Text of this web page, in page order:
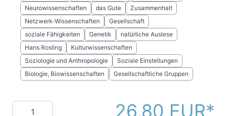
Neurowissenschaften das Gute
Zusammenhalt
Netzwerk-Wissenschaften
Gesellschaft
soziale Fähigkeiten
Genetik
natürliche Auslese
Hans Rosling
Kulturwissenschaften
Soziologie und Anthropologie
Soziale Einstellungen
Biologie, Biowissenschaften
Gesellschaftliche Gruppen
Menge 26,80 EUR